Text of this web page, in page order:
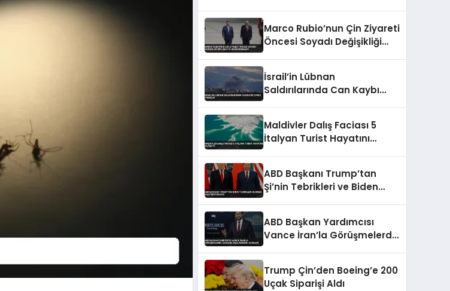
Marco Rubio’nun Çin Ziyareti
Öncesi Soyadı Değişikliği
İsrail’in Lübnan
Saldırılarında Can Kaybı
Maldivler Dalış Faciası 5
İtalyan Turist Hayatını
ABD Başkanı Trump’tan
Şi’nin Tebrikleri ve Biden
ABD Başkan Yardımcısı
Vance İran’la Görüşmelerde
Trump Çin’den Boeing’e 200
Uçak Siparişi Aldı